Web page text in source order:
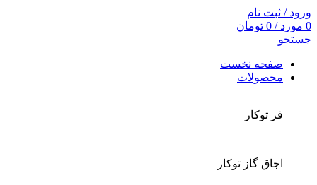
ورود / ثبت نام
0 مورد/
0 تومان
جستجو
صفحه نخست
محصولات
فر توکار
اجاق گاز توکار